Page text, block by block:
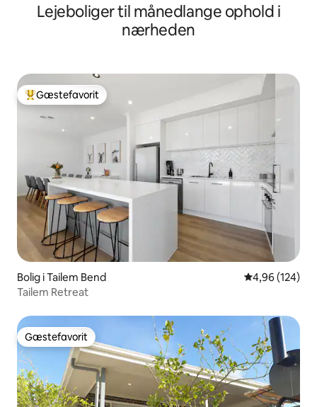
Lejeboliger til månedlange ophold i
nærheden
Bedste gæstefavorit
Gæstefavorit
Bolig i Tailem Bend 4,96 ud af 5 i
4,96 (124)
Tailem Retreat
Gæstefavorit
Gæstefavorit